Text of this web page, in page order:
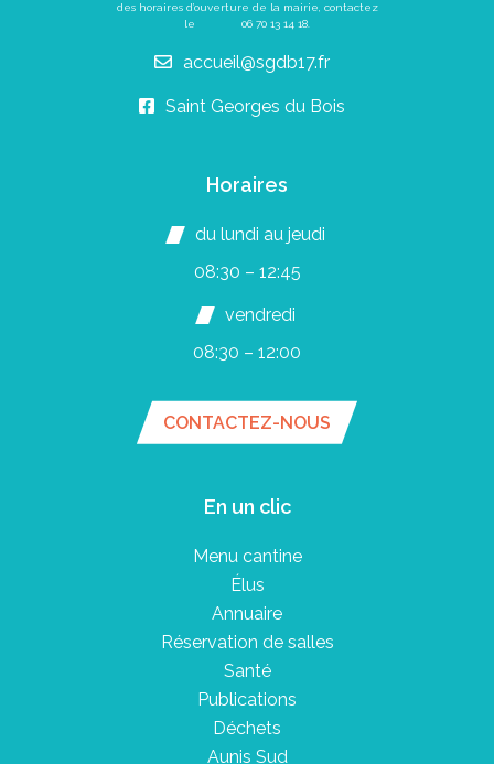
des horaires d’ouverture de la mairie, contactez
le 06 70 13 14 18
accueil@sgdb17.fr
Saint Georges du Bois
Horaires
du lundi au jeudi
08:30 – 12:45
vendredi
08:30 – 12:00
CONTACTEZ-NOUS
En un clic
Menu cantine
Élus
Annuaire
Réservation de salles
Santé
Publications
Déchets
Aunis Sud